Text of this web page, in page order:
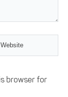
browser for